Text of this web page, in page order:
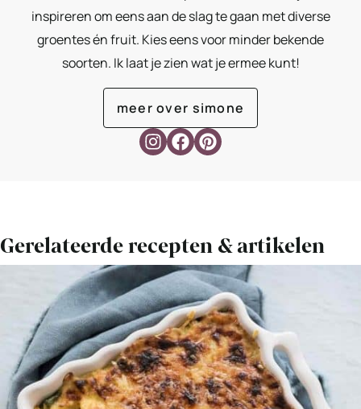
inspireren om eens aan de slag te gaan met diverse
groentes én fruit. Kies eens voor minder bekende
soorten. Ik laat je zien wat je ermee kunt!
meer over simone
Gerelateerde recepten & artikelen
koken:
Visschotel
met
knapperig